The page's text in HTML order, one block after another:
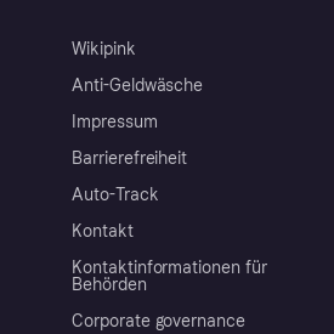
Wikipink
Anti-Geldwäsche
Impressum
Barrierefreiheit
Auto-Track
Kontakt
Kontaktinformationen für
Behörden
Corporate governance